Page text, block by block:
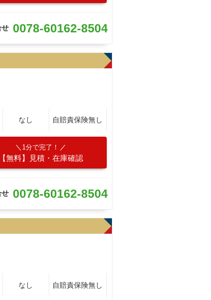
せ 0078-60162-8504
なし 自賠責保険無し
1分で完了！
【無料】見積・在庫確認
せ 0078-60162-8504
なし 自賠責保険無し